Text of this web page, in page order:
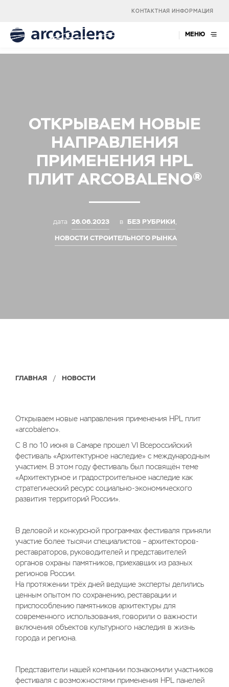
КОНТАКТНАЯ ИНФОРМАЦИЯ
МЕНЮ
ОТКРЫВАЕМ НОВЫЕ
НАПРАВЛЕНИЯ
ПРИМЕНЕНИЯ HPL
ПЛИТ ARCOBALENO®
дата 26.06.2023 в БЕЗ РУБРИКИ ,
НОВОСТИ СТРОИТЕЛЬНОГО РЫНКА
ГЛАВНАЯ / НОВОСТИ
Открываем новые направления применения HPL плит
«arcobaleno».
С 8 по 10 июня в Самаре прошел VI Всероссийский
фестиваль «Архитектурное наследие» с международным
участием. В этом году фестиваль был посвящён теме
«Архитектурное и градостроительное наследие как
стратегический ресурс социально-экономического
развития территорий России».
В деловой и конкурсной программах фестиваля приняли
участие более тысячи специалистов – архитекторов-
реставраторов, руководителей и представителей
органов охраны памятников, приехавших из разных
регионов России.
На протяжении трёх дней ведущие эксперты делились
ценным опытом по сохранению, реставрации и
приспособлению памятников архитектуры для
современного использования, говорили о важности
включения объектов культурного наследия в жизнь
города и региона.
Представители нашей компании познакомили участников
фестиваля с возможностями применения HPL панелей